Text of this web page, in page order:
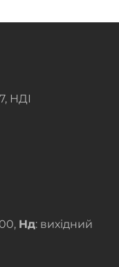
НДІ
Нд: вихідний